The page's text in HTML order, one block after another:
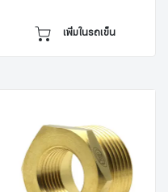
เพิ่มในรถเข็น